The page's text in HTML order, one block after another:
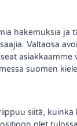
hakemuksia ja
Valtaosa
asiakkaamme
suomen
siitä,